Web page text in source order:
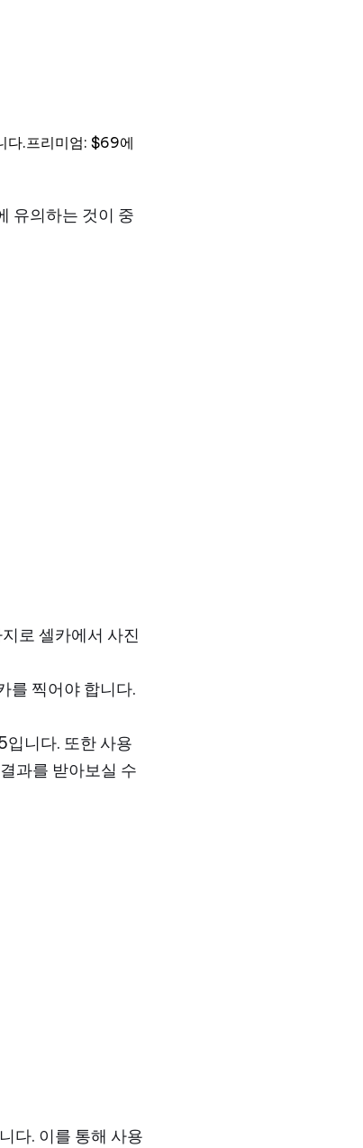
다.프리미엄: $69에
유의하는 것이 중
로 셀카에서 사진
를 찍어야 합니다.
니다. 또한 사용
과를 받아보실 수
다. 이를 통해 사용